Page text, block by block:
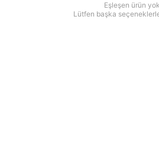
Eşleşen ürün yok
Lütfen başka